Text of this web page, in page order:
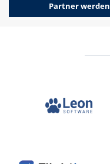
Partner werden